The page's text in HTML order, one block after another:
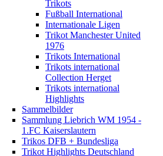
Trikots
Fußball International
Internationale Ligen
Trikot Manchester United
1976
Trikots International
Trikots international
Collection Herget
Trikots international
Highlights
Sammelbilder
Sammlung Liebrich WM 1954 -
1.FC Kaiserslautern
Trikos DFB + Bundesliga
Trikot Highlights Deutschland